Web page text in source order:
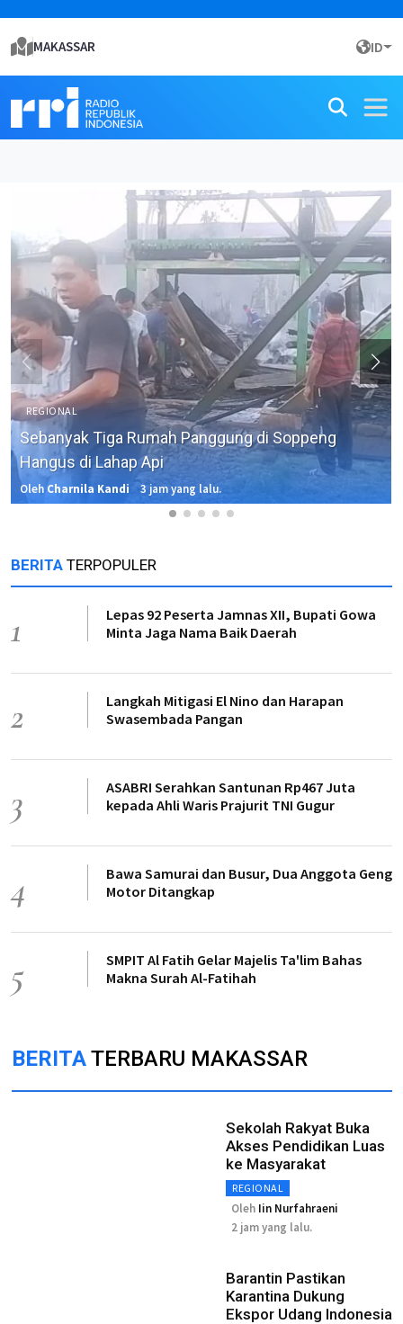
MAKASSAR ID
REGIONAL
Sebanyak Tiga Rumah Panggung di Soppeng
Hangus di Lahap Api
OlehCharnila Kandi 3 jam yang lalu.
BERITA TERPOPULER
1
Lepas 92 Peserta Jamnas XII, Bupati Gowa
Minta Jaga Nama Baik Daerah
2
Langkah Mitigasi El Nino dan Harapan
Swasembada Pangan
3
ASABRI Serahkan Santunan Rp467 Juta
kepada Ahli Waris Prajurit TNI Gugur
4
Bawa Samurai dan Busur, Dua Anggota Geng
Motor Ditangkap
5
SMPIT Al Fatih Gelar Majelis Ta'lim Bahas
Makna Surah Al-Fatihah
BERITATERBARU MAKASSAR
Sekolah Rakyat Buka
Akses Pendidikan Luas
ke Masyarakat
REGIONAL
Oleh Iin Nurfahraeni
2 jam yang lalu.
Barantin Pastikan
Karantina Dukung
Ekspor Udang Indonesia